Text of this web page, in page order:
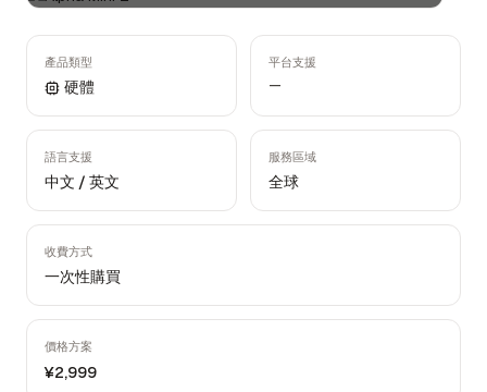
產品類型
硬體
平台支援
—
語言支援
中文 / 英文
服務區域
全球
收費方式
一次性購買
價格方案
¥2,999